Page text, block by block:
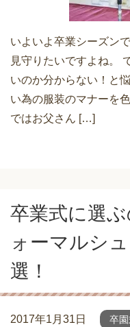
いよいよ卒業シーズン
見守りたいですよね。
いのか分からない！と
い為の服装のマナーを
ではお父さん […]
卒業式に選
ォーマルシ
選！
2017年1月31日 卒